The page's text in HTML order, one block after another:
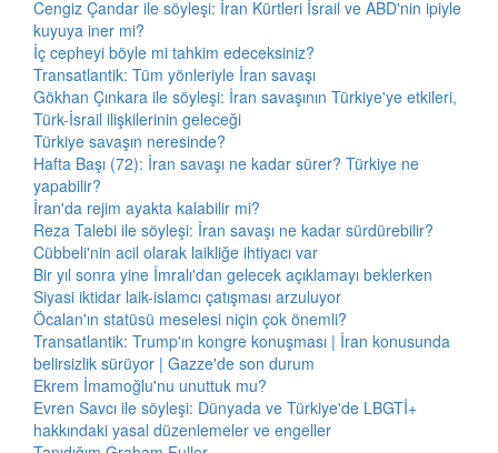
Cengiz Çandar ile söyleşi: İran Kürtleri İsrail ve ABD'nin ipiyle
kuyuya iner mi?
İç cepheyi böyle mi tahkim edeceksiniz?
Transatlantik: Tüm yönleriyle İran savaşı
Gökhan Çınkara ile söyleşi: İran savaşının Türkiye'ye etkileri,
Türk-İsrail ilişkilerinin geleceği
Türkiye savaşın neresinde?
Hafta Başı (72): İran savaşı ne kadar sürer? Türkiye ne
yapabilir?
İran'da rejim ayakta kalabilir mi?
Reza Talebi ile söyleşi: İran savaşı ne kadar sürdürebilir?
Cübbeli'nin acil olarak laikliğe ihtiyacı var
Bir yıl sonra yine İmralı'dan gelecek açıklamayı beklerken
Siyasi iktidar laik-islamcı çatışması arzuluyor
Öcalan'ın statüsü meselesi niçin çok önemli?
Transatlantik: Trump'ın kongre konuşması | İran konusunda
belirsizlik sürüyor | Gazze'de son durum
Ekrem İmamoğlu'nu unuttuk mu?
Evren Savcı ile söyleşi: Dünyada ve Türkiye'de LBGTİ+
hakkındaki yasal düzenlemeler ve engeller